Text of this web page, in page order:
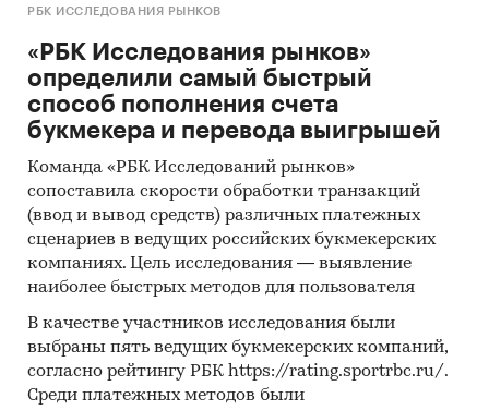
РБК ИССЛЕДОВАНИЯ РЫНКОВ
«РБК Исследования рынков»
определили самый быстрый
способ пополнения счета
букмекера и перевода выигрышей
Команда «РБК Исследований рынков»
сопоставила скорости обработки транзакций
(ввод и вывод средств) различных платежных
сценариев в ведущих российских букмекерских
компаниях. Цель исследования — выявление
наиболее быстрых методов для пользователя
В качестве участников исследования были
выбраны пять ведущих букмекерских компаний,
согласно рейтингу РБК https://rating.sportrbc.ru/.
Среди платежных методов были